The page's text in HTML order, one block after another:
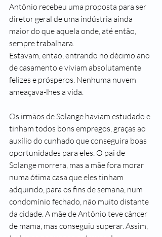
Antônio recebeu uma proposta para ser
diretor geral de uma indústria ainda
maior do que aquela onde, até então,
sempre trabalhara.
Estavam, então, entrando no décimo ano
de casamento e viviam absolutamente
felizes e prósperos. Nenhuma nuvem
ameaçava-lhes a vida.
Os irmãos de Solange haviam estudado e
tinham todos bons empregos, graças ao
auxílio do cunhado que conseguira boas
oportunidades para eles. O pai de
Solange morrera, mas a mãe fora morar
numa ótima casa que eles tinham
adquirido, para os fins de semana, num
condomínio fechado, não muito distante
da cidade. A mãe de Antônio teve câncer
de mama, mas conseguiu superar. Assim,